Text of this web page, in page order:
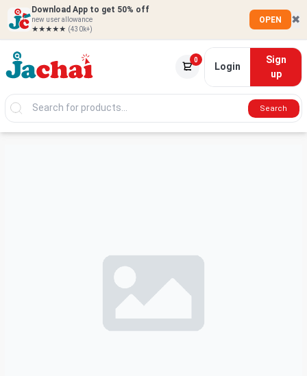
Download App to get 50% off
new user allowance
★★★★★ (430k+)
OPEN ✖
0
Login
Sign
up
Search